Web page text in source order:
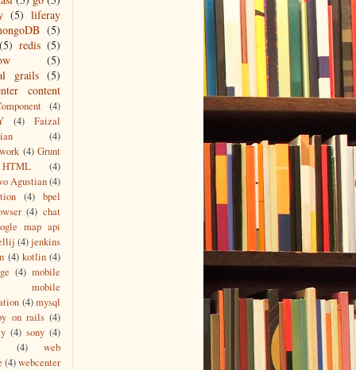
(5) liferay
(5)
(5) redis (5)
(5)
grails (5)
content
(4)
(4)
Faizal
(4)
(4) Grunt
HTML
(4)
Agustian(4)
(4) bpel
(4) chat
map api
(4)jenkins
(4) kotlin (4)
(4) mobile
mobile
(4) mysql
on rails (4)
(4) sony (4)
(4)
web
(4)webcenter